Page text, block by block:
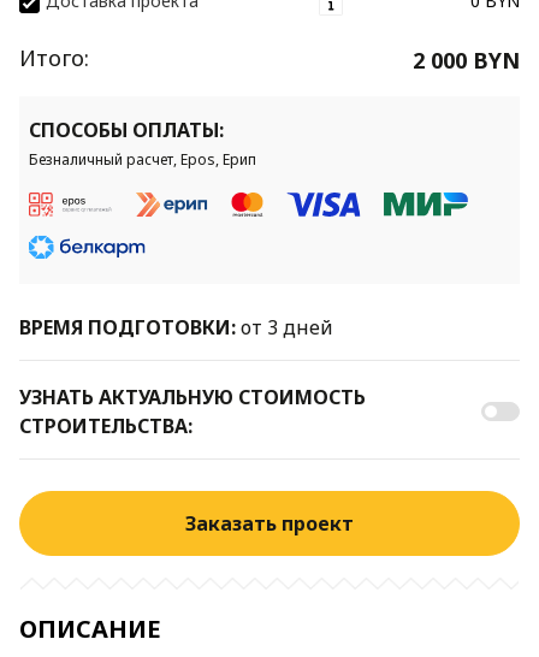
Итого: 2 000 BYN
СПОСОБЫ ОПЛАТЫ:
Безналичный расчет, Epos, Ерип
ВРЕМЯ ПОДГОТОВКИ:от 3 дней
УЗНАТЬ АКТУАЛЬНУЮ СТОИМОСТЬ
СТРОИТЕЛЬСТВА:
Заказать проект
ОПИСАНИЕ